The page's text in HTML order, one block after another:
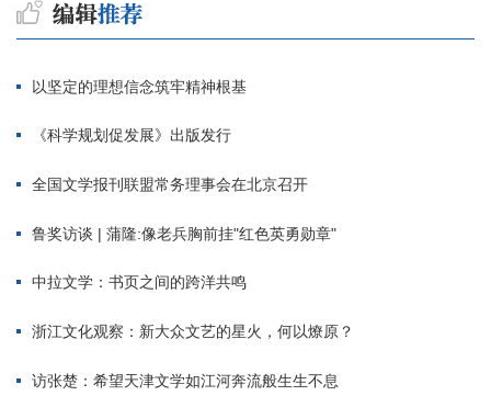
以坚定的理想信念筑牢精神根基
《科学规划促发展》出版发行
全国文学报刊联盟常务理事会在北京召开
鲁奖访谈 | 蒲隆:像老兵胸前挂"红色英勇勋章"
中拉文学：书页之间的跨洋共鸣
浙江文化观察：新大众文艺的星火，何以燎原？
访张楚：希望天津文学如江河奔流般生生不息